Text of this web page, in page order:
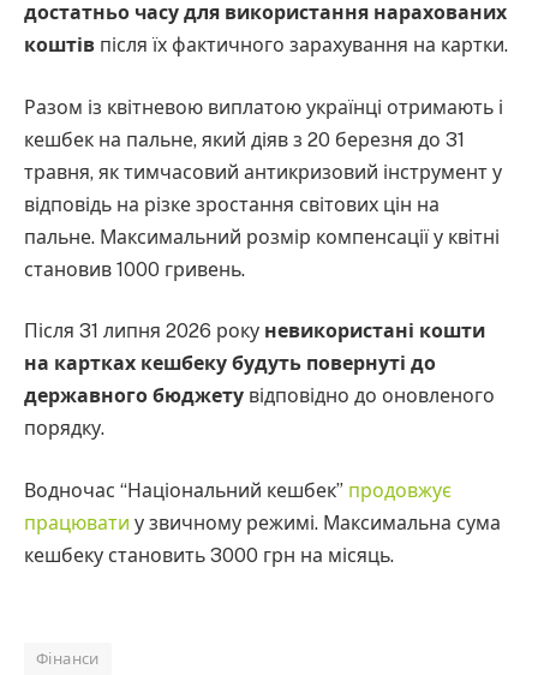
достатньо часу для використання нарахованих
коштів після їх фактичного зарахування на картки.
Разом із квітневою виплатою українці отримають і
кешбек на пальне, який діяв з 20 березня до 31
травня, як тимчасовий антикризовий інструмент у
відповідь на різке зростання світових цін на
пальне. Максимальний розмір компенсації у квітні
становив 1000 гривень.
Після 31 липня 2026 року невикористані кошти
на картках кешбеку будуть повернуті до
державного бюджету відповідно до оновленого
порядку.
Водночас “Національний кешбек” продовжує
працювати у звичному режимі. Максимальна сума
кешбеку становить 3000 грн на місяць.
Фінанси